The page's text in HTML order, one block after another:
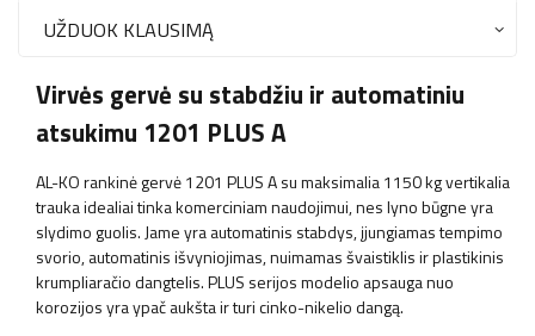
UŽDUOK KLAUSIMĄ
Virvės gervė su stabdžiu ir automatiniu
atsukimu 1201 PLUS A
AL-KO rankinė gervė 1201 PLUS A su maksimalia 1150 kg vertikalia
trauka idealiai tinka komerciniam naudojimui, nes lyno būgne yra
slydimo guolis. Jame yra automatinis stabdys, įjungiamas tempimo
svorio, automatinis išvyniojimas, nuimamas švaistiklis ir plastikinis
krumpliaračio dangtelis. PLUS serijos modelio apsauga nuo
korozijos yra ypač aukšta ir turi cinko-nikelio dangą.